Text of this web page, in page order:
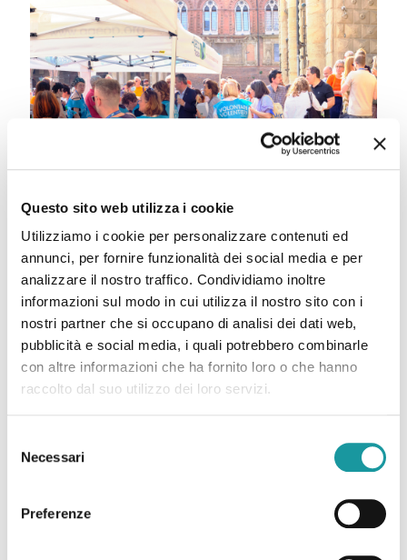
Questo sito web utilizza i cookie
Utilizziamo i cookie per personalizzare contenuti ed
annunci, per fornire funzionalità dei social media e per
analizzare il nostro traffico. Condividiamo inoltre
informazioni sul modo in cui utilizza il nostro sito con i
nostri partner che si occupano di analisi dei dati web,
pubblicità e social media, i quali potrebbero combinarle
con altre informazioni che ha fornito loro o che hanno
raccolto dal suo utilizzo dei loro servizi.
delNecessari
Preferenze
Eventi agosto
Leggi tutto